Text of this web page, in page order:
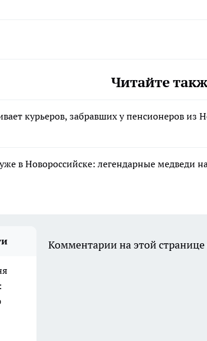
Читайте
курьеров, забравших у пенсионеров из
в Новороссийске: легендарные медведи
Комментарии на этой